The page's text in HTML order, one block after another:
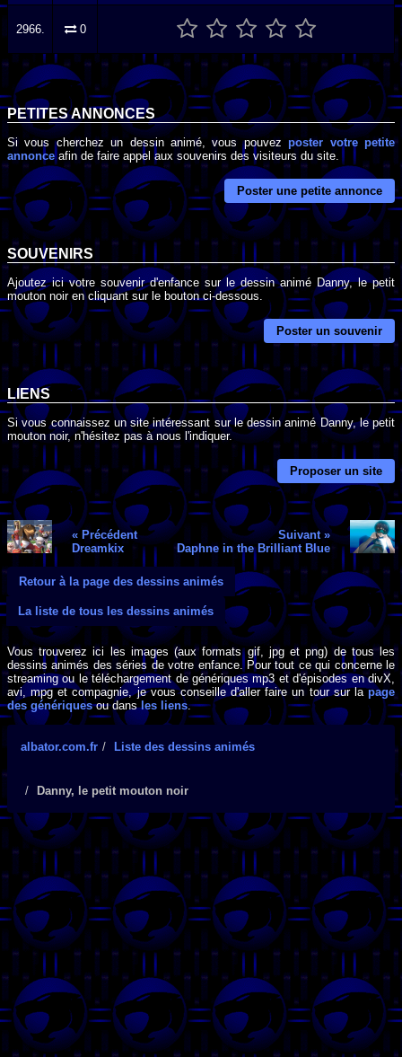
2966. 0
PETITES ANNONCES
Si vous cherchez un dessin animé, vous pouvezposter votre petite
annonceafin de faire appel aux souvenirs des visiteurs du site.
Poster une petite annonce
SOUVENIRS
Ajoutez ici votre souvenir d'enfance sur le dessin animé Danny, le petit
mouton noir en cliquant sur le bouton ci-dessous.
Poster un souvenir
LIENS
Si vous connaissez un site intéressant sur le dessin animé Danny, le petit
mouton noir, n'hésitez pas à nous l'indiquer.
Proposer un site
« Précédent
Dreamkix
Suivant »
Daphne in the Brilliant Blue
Retour à la page des dessins animés
La liste de tous les dessins animés
Vous trouverez ici les images (aux formats gif, jpg et png) de tous les
dessins animés des séries de votre enfance. Pour tout ce qui concerne le
streaming ou le téléchargement de génériques mp3 et d'épisodes en divX,
avi, mpg et compagnie, je vous conseille d'aller faire un tour sur lapage
des génériquesou dansles liens.
albator.com.fr Liste des dessins animés
Danny, le petit mouton noir